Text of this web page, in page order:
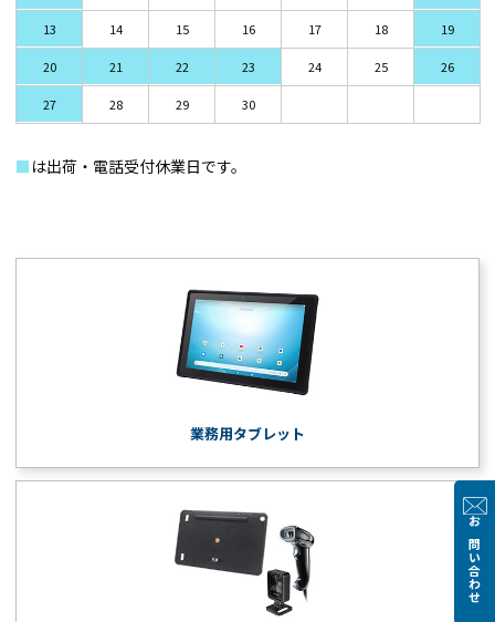
お問い合わせ
13 14 15 16 17 18 19
20 21 22 23 24 25 26
27 28 29 30
■ は出荷・電話受付休業日です。
業務用タブレット